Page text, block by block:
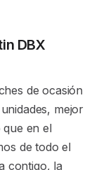
DBX
de ocasión
mejor
que en el
de todo el
contigo, la